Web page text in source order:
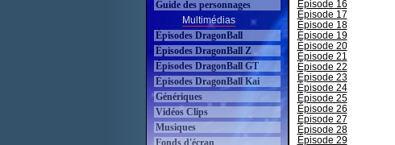
Guide des personnages
Multimédias
Épisodes DragonBall
Épisodes DragonBall Z
Épisodes DragonBall GT
Épisodes DragonBall Kai
Génériques
Vidéos Clips
Musiques
Fonds d'écran
Épisode 16
Épisode 17
Épisode 18
Épisode 19
Épisode 20
Épisode 21
Épisode 22
Épisode 23
Épisode 24
Épisode 25
Épisode 26
Épisode 27
Épisode 28
Épisode 29